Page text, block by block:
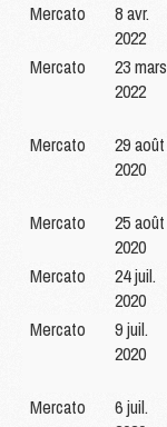
Mercato
8 avr.
2022
Mercato
23 mars
2022
Mercato
29 août
2020
Mercato
25 août
2020
Mercato
24 juil.
2020
Mercato
9 juil.
2020
Mercato
6 juil.